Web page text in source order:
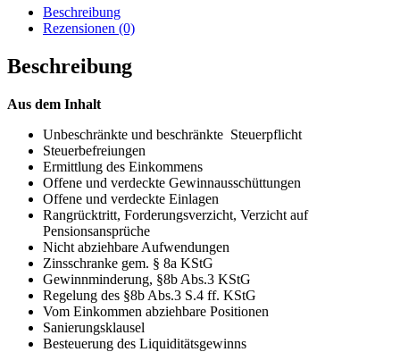
Beschreibung
Rezensionen (0)
Beschreibung
Aus dem Inhalt
Unbeschränkte und beschränkte Steuerpflicht
Steuerbefreiungen
Ermittlung des Einkommens
Offene und verdeckte Gewinnausschüttungen
Offene und verdeckte Einlagen
Rangrücktritt, Forderungsverzicht, Verzicht auf
Pensionsansprüche
Nicht abziehbare Aufwendungen
Zinsschranke gem. § 8a KStG
Gewinnminderung, §8b Abs.3 KStG
Regelung des §8b Abs.3 S.4 ff. KStG
Vom Einkommen abziehbare Positionen
Sanierungsklausel
Besteuerung des Liquiditätsgewinns